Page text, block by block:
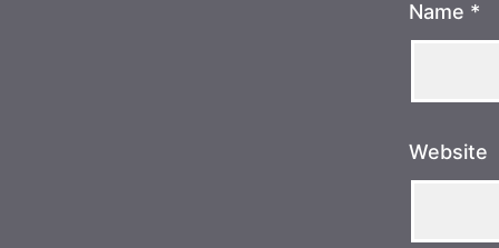
Name *
Website